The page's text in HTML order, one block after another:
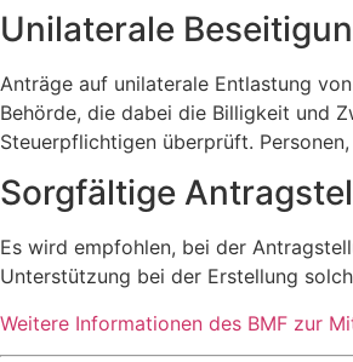
Unilaterale
Anträge auf unilaterale Entlastung
Behörde, die dabei die Billigkeit und
Steuerpflichtigen überprüft.
Sorgfältige
Es wird empfohlen, bei der
Unterstützung bei der Erstellung
Weitere Informationen des BMF zur